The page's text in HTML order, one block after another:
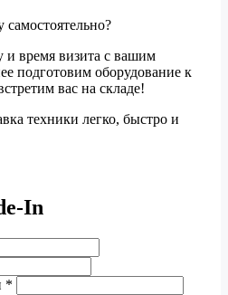
самостоятельно?
и время визита с вашим
подготовим оборудование к
вас на складе!
техники легко, быстро и
In
*